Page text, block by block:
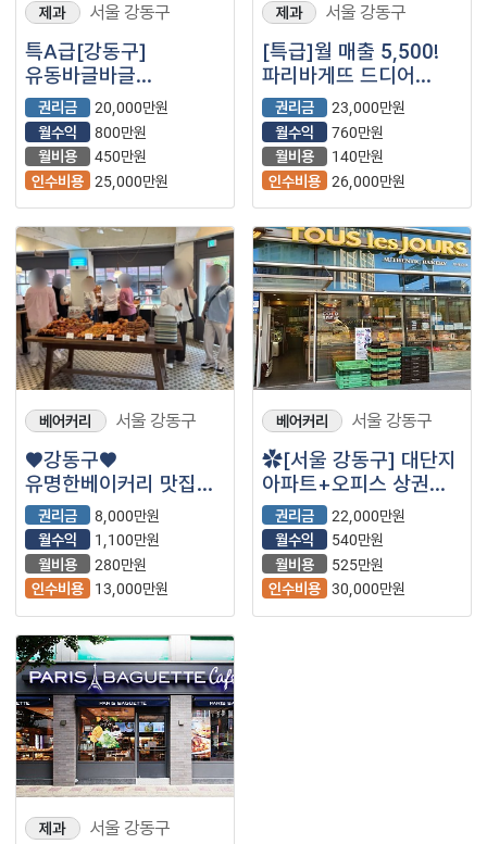
제과 서울 강동구
특A급[강동구]
유동바글바글
파리바게트 오토!
권리금
20,000만원
월수익
800만원
월비용
450만원
인수비용 25,000만원
제과 서울 강동구
[특급]월 매출 5,500!
파리바게뜨 드디어
나왔습니다.
권리금
23,000만원
월수익
760만원
월비용
140만원
인수비용 26,000만원
베어커리 서울 강동구
♥강동구♥
유명한베이커리 맛집♥
수익1100만♥
베이커리창업/
여성창업/오토운영
권리금
8,000만원
월수익
1,100만원
월비용
280만원
인수비용
13,000만원
베어커리 서울 강동구
✿[서울 강동구] 대단지
아파트+오피스 상권
뚜레주르 매장✿
권리금
22,000만원
월수익
540만원
월비용
525만원
인수비용 30,000만원
제과 서울 강동구